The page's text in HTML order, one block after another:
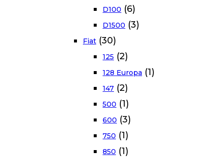
D100 (6)
D1500 (3)
Fiat (30)
125 (2)
128 Europa (1)
147 (2)
500 (1)
600 (3)
750 (1)
850 (1)